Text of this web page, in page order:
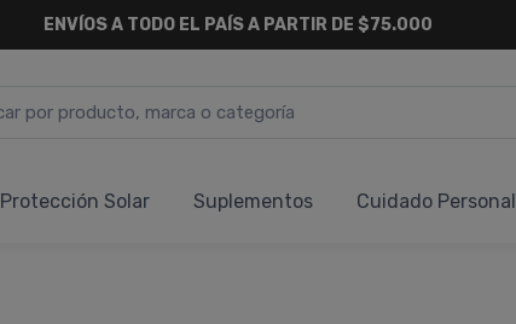
ENVÍOS A TODO EL PAÍS A PARTIR DE $75.000
Protección Solar Suplementos Cuidado Personal